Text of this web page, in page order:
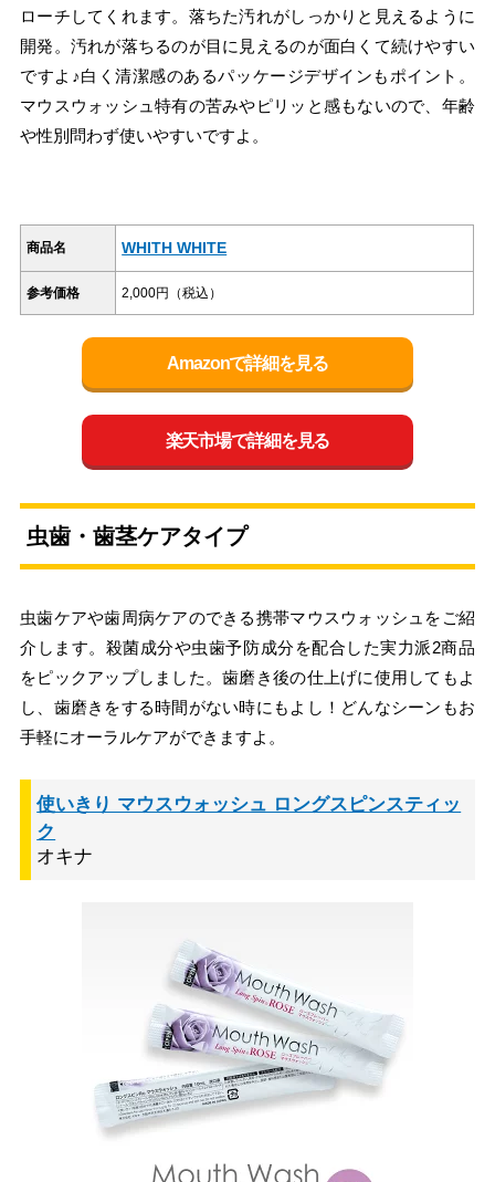
ローチしてくれます。落ちた汚れがしっかりと見えるように
開発。汚れが落ちるのが目に見えるのが面白くて続けやすい
ですよ♪白く清潔感のあるパッケージデザインもポイント。
マウスウォッシュ特有の苦みやピリッと感もないので、年齢
や性別問わず使いやすいですよ。
商品名 WHITH WHITE
参考価格 2,000円（税込）
Amazonで詳細を見る
楽天市場で詳細を見る
虫歯・歯茎ケアタイプ
虫歯ケアや歯周病ケアのできる携帯マウスウォッシュをご紹
介します。殺菌成分や虫歯予防成分を配合した実力派2商品
をピックアップしました。歯磨き後の仕上げに使用してもよ
し、歯磨きをする時間がない時にもよし！どんなシーンもお
手軽にオーラルケアができますよ。
使いきり マウスウォッシュ ロングスピンスティッ
ク
オキナ